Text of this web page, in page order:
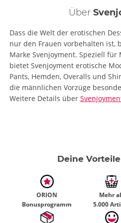
Über
Dass die Welt der erotischen
nur den Frauen vorbehalten ist,
Marke Svenjoyment. Speziell für
bietet Svenjoyment erotische
Pants, Hemden, Overalls und
die männlichen Vorzüge
Weitere Details über
Deine Vorteile
ORION
Bonusprogramm
Mehr
5.000